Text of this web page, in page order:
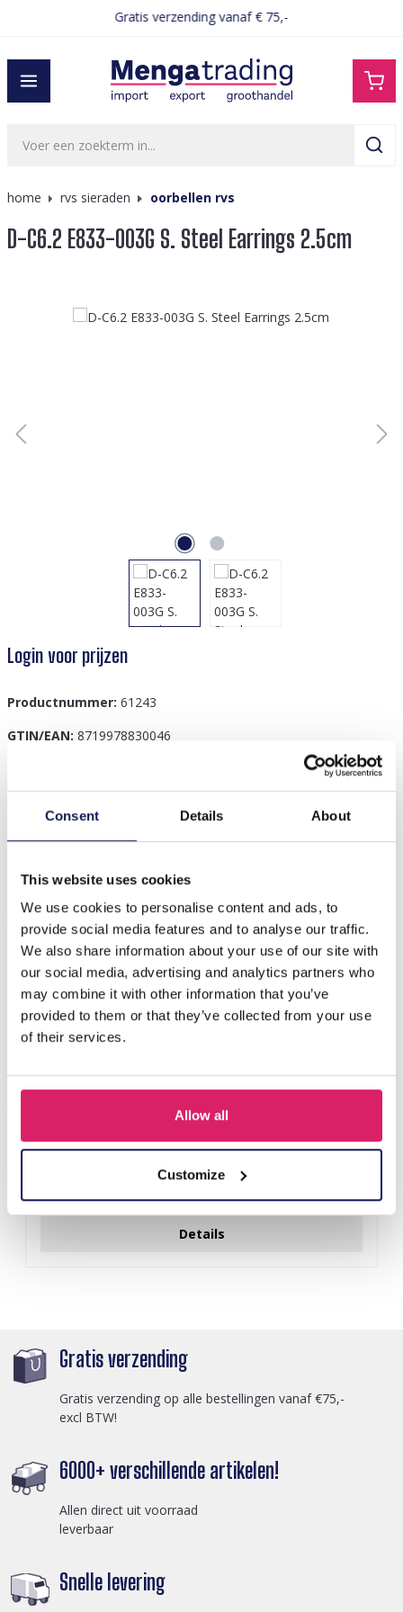
Consent Details About
This website uses cookies
We use cookies to personalise content and ads, to
provide social media features and to analyse our traffic.
We also share information about your use of our site with
our social media, advertising and analytics partners who
may combine it with other information that you’ve
provided to them or that they’ve collected from your use
of their services.
Allow all
Customize
Gratis verzending vanaf € 75,-
home rvs sieraden oorbellen rvs
D-C6.2 E833-003G S. Steel Earrings 2.5cm
Afbeeldingengalerij overslaan
Login voor prijzen
Productnummer: 61243
GTIN/EAN: 8719978830046
Beschrijving
D-C6.2 E833-003G S. Steel Earrings 2.5cm
Anderen kochten ook
Login voor prijzen
Details
Gratis verzending
Gratis verzending op alle bestellingen vanaf €75,-
excl BTW!
6000+ verschillende artikelen!
Allen direct uit voorraad
leverbaar
Snelle levering